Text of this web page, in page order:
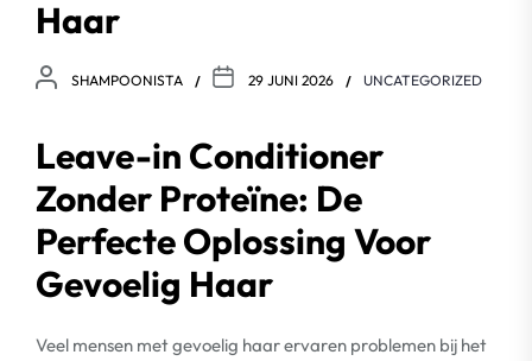
Haar
SHAMPOONISTA 29 JUNI 2026 UNCATEGORIZED
Leave-in Conditioner
Zonder Proteïne: De
Perfecte Oplossing Voor
Gevoelig Haar
Veel mensen met gevoelig haar ervaren problemen bij het